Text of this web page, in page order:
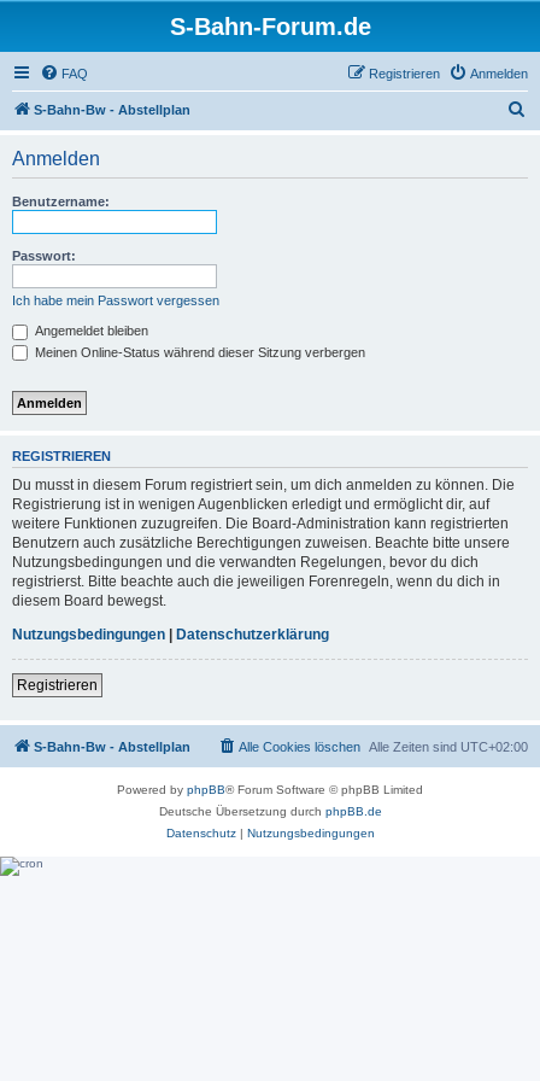
S-Bahn-Forum.de
FAQ Anmelden
Registrieren
S-Bahn-Bw - Abstellplan
Anmelden
Benutzername:
Passwort:
Ich habe mein Passwort vergessen
Angemeldet bleiben
Meinen Online-Status während dieser Sitzung verbergen
REGISTRIEREN
Du musst in diesem Forum registriert sein, um dich anmelden zu können. Die
Registrierung ist in wenigen Augenblicken erledigt und ermöglicht dir, auf
weitere Funktionen zuzugreifen. Die Board-Administration kann registrierten
Benutzern auch zusätzliche Berechtigungen zuweisen. Beachte bitte unsere
Nutzungsbedingungen und die verwandten Regelungen, bevor du dich
registrierst. Bitte beachte auch die jeweiligen Forenregeln, wenn du dich in
diesem Board bewegst.
Nutzungsbedingungen | Datenschutzerklärung
Registrieren
S-Bahn-Bw - Abstellplan Alle Zeiten sind UTC+02:00
Alle Cookies löschen
Powered by phpBB® Forum Software © phpBB Limited
Deutsche Übersetzung durch phpBB.de
Datenschutz| Nutzungsbedingungen